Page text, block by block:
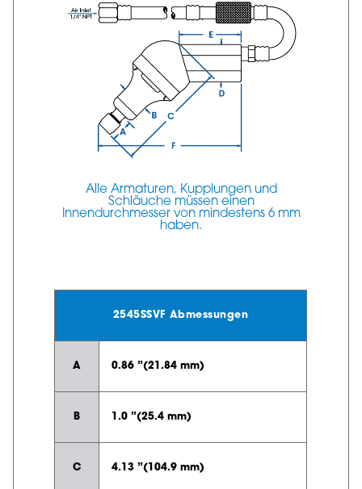
Alle Armaturen, Kupplungen und
Schläuche müssen einen
Innendurchmesser von mindestens 6 mm
haben.
2545SSVF Abmessungen
A 0.86 ”(21.84 mm)
B 1.0 ”(25.4 mm)
C 4.13 ”(104.9 mm)